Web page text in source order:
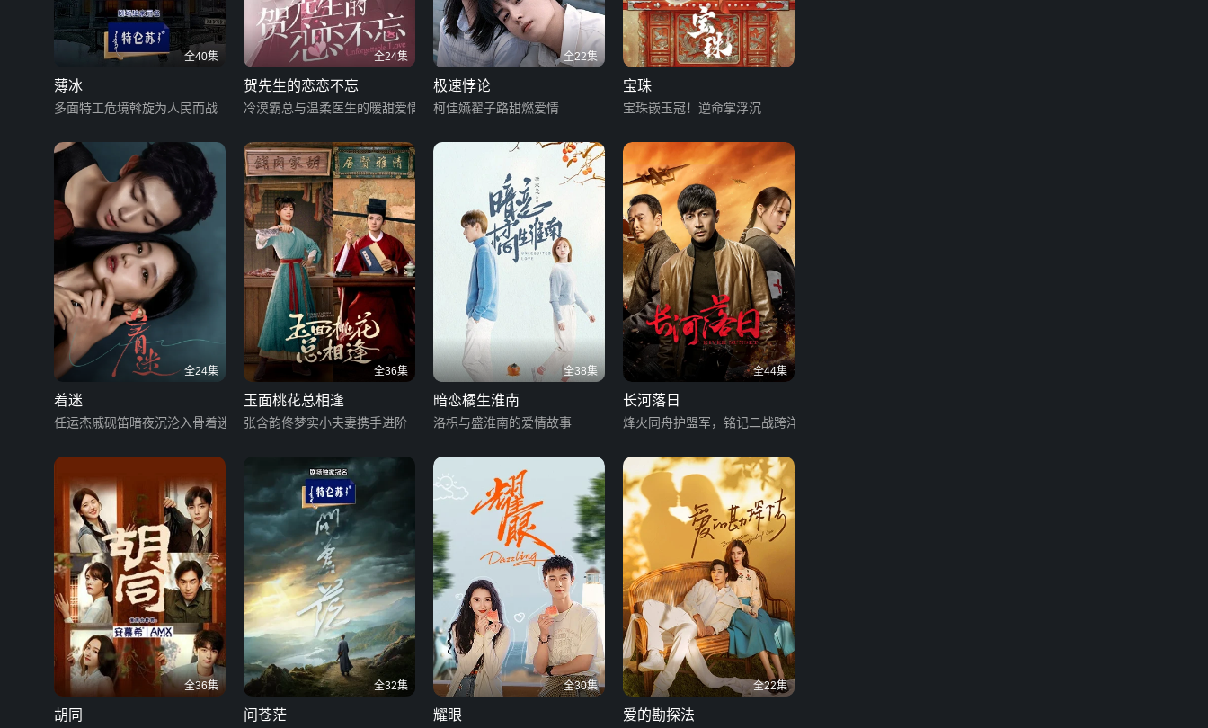
全40集
薄冰
多面特工危境斡旋为人民而战
全24集
贺先生的恋恋不忘
冷漠霸总与温柔医生的暖甜爱情
全22集
极速悖论
柯佳嬿翟子路甜燃爱情
宝珠
宝珠嵌玉冠！逆命掌浮沉
全24集
着迷
任运杰戚砚笛暗夜沉沦入骨着迷
全36集
玉面桃花总相逢
张含韵佟梦实小夫妻携手进阶
全38集
暗恋橘生淮南
洛枳与盛淮南的爱情故事
全44集
长河落日
烽火同舟护盟军，铭记二战跨洋情义
全36集
胡同
全32集
问苍茫
全30集
耀眼
全22集
爱的勘探法